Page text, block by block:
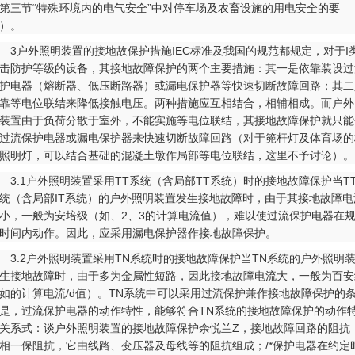
三节“特殊环境内的电气安全”中对停车场及农畜设施的用电安全的要
。
外照明装置的接地故保护措施IEC标准及我国的规范都规定，对于I
防护等级的设备，其接地故障保护的两个主要措施：其一是依靠装设
电器（熔断器、低压断路器）或漏电保护器等快速切断故障回路；其
等电位联结来降低接触电压。两种措施应互相结合，相辅相成。而户
置由于负荷分散于室外，不能实施等电位联结，其接地故障保护就只
流保护电器或漏电保护器来快速切断故障回路（对于篼杆灯及体育场
明灯，可以结合基础的混凝土墩作局部等电位联结，这里不予讨论）。
户外照明装置采用TT系统（含局部TT系统）时的接地故障保护当
（含局部IT系统）的户外照明装置发生接地故障时，由于其接地故障
，一般为安培级（如、2、3的计算电流值），难以使过流保护电器在
间内动作。因此，应采用漏电保护器作接地故障保护。
户外照明装置采用TN系统时的接地故障保护当TN系统的户外照明
接地故障时，由于多为金属性短路，因此接地故障电流大，一般为百
的计算电流/d值）。TN系统中可以采用过流保护兼作接地故障保护的
，过流保护电器的动作特性，能够符合TN系统的接地故障保护的动作
系式：谈户外照明装置的接地故障保护余悦兰Z，接地故障回路的阻抗
一保阻抗，它由线路、变压器及母线等的阻抗组成；/*保护电器在约定